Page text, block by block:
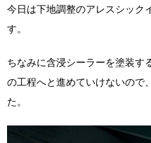
今日は下地調整のアレスシック
す。
ちなみに含浸シーラーを塗装す
の工程へと進めていけないので
た。